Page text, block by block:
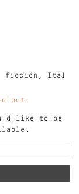
out.
like to be